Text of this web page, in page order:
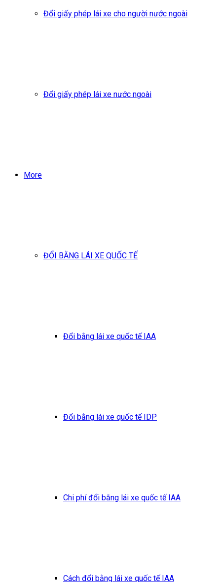
Đổi giấy phép lái xe cho người nước ngoài
Đổi giấy phép lái xe nước ngoài
More
ĐỔI BẰNG LÁI XE QUỐC TẾ
Đổi bằng lái xe quốc tế IAA
Đổi bằng lái xe quốc tế IDP
Chi phí đổi bằng lái xe quốc tế IAA
Cách đổi bằng lái xe quốc tế IAA